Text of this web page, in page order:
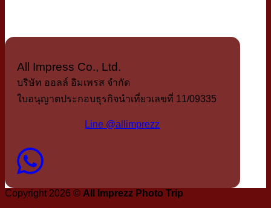
All Impress Co., Ltd.
บริษัท ออลล์ อิมเพรส จำกัด
ใบอนุญาตประกอบธุรกิจนำเที่ยวเลขที่ 11/09335
Line @allimprezz
Copyright 2026 © All Imprezz Photo Trip